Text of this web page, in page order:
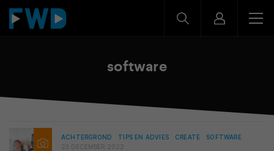
software
ACHTERGROND TIPS EN ADVIES CREATE
SOFTWARE
23 DECEMBER 2022